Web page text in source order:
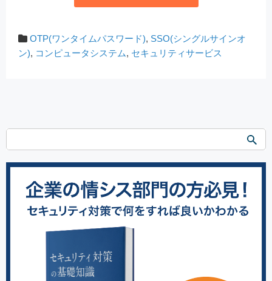
OTP(ワンタイムパスワード), SSO(シングルサインオ
ン), コンピュータシステム, セキュリティサービス